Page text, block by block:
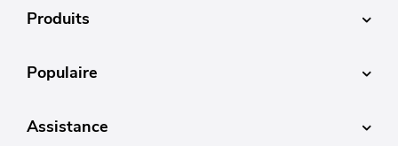
Produits
Populaire
Assistance